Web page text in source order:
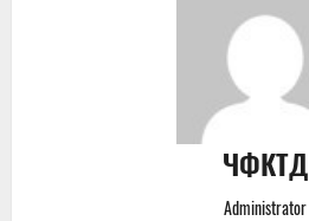
ЧФКТД
Administrator